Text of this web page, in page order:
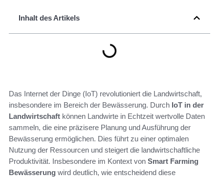
Inhalt des Artikels
Das Internet der Dinge (IoT) revolutioniert die Landwirtschaft,
insbesondere im Bereich der Bewässerung. Durch IoT in der
Landwirtschaft können Landwirte in Echtzeit wertvolle Daten
sammeln, die eine präzisere Planung und Ausführung der
Bewässerung ermöglichen. Dies führt zu einer optimalen
Nutzung der Ressourcen und steigert die landwirtschaftliche
Produktivität. Insbesondere im Kontext von Smart Farming
Bewässerung wird deutlich, wie entscheidend diese